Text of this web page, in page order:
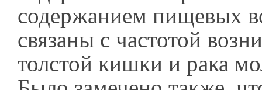
содержанием пищевых
связаны с частотой
толстой кишки и рака